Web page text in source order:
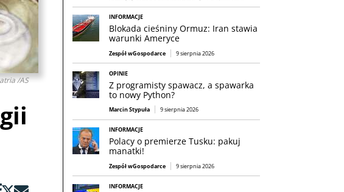
/AS
INFORMACJE
Blokada cieśniny Ormuz: Iran stawia
warunki Ameryce
Zespół wGospodarce 9 sierpnia 2026
OPINIE
Z programisty spawacz, a spawarka
to nowy Python?
Marcin Stypuła 9 sierpnia 2026
INFORMACJE
Polacy o premierze Tusku: pakuj
manatki!
Zespół wGospodarce 9 sierpnia 2026
INFORMACJE